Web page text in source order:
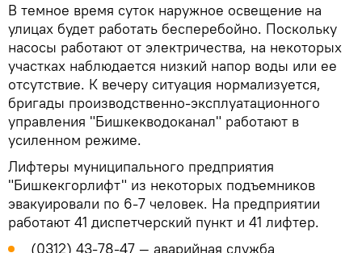
В темное время суток наружное освещение на
улицах будет работать бесперебойно. Поскольку
насосы работают от электричества, на некоторых
участках наблюдается низкий напор воды или ее
отсутствие. К вечеру ситуация нормализуется,
бригады производственно-эксплуатационного
управления "Бишкекводоканал" работают в
усиленном режиме.
Лифтеры муниципального предприятия
"Бишкекгорлифт" из некоторых подъемников
эвакуировали по 6-7 человек. На предприятии
работают 41 диспетчерский пункт и 41 лифтер.
(0312) 43-78-47 — аварийная служба